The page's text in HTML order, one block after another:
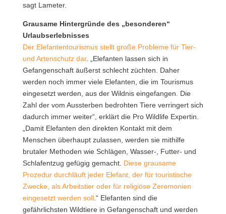
sagt Lameter.
Grausame Hintergründe des „besonderen“
Urlaubserlebnisses
Der Elefantentourismus stellt große Probleme für Tier-
und Artenschutz dar. „Elefanten lassen sich in
Gefangenschaft äußerst schlecht züchten. Daher
werden noch immer viele Elefanten, die im Tourismus
eingesetzt werden, aus der Wildnis eingefangen. Die
Zahl der vom Aussterben bedrohten Tiere verringert sich
dadurch immer weiter“, erklärt die Pro Wildlife Expertin.
„Damit Elefanten den direkten Kontakt mit dem
Menschen überhaupt zulassen, werden sie mithilfe
brutaler Methoden wie Schlägen, Wasser-, Futter- und
Schlafentzug gefügig gemacht. Diese grausame
Prozedur durchläuft jeder Elefant, der für touristische
Zwecke, als Arbeitstier oder für religiöse Zeremonien
eingesetzt werden soll.“ Elefanten sind die
gefährlichsten Wildtiere in Gefangenschaft und werden